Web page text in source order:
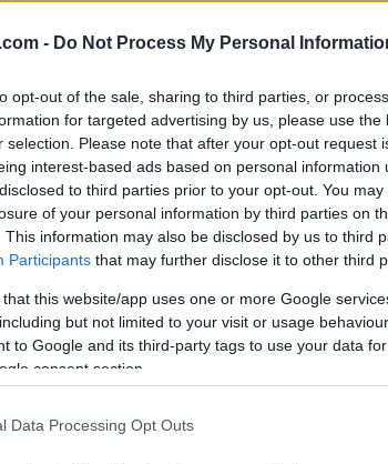
- Do Not Process My Personal
opt-out of the sale, sharing to third parties, or
for targeted advertising by us, please use the
selection. Please note that after your opt-out request
interest-based ads based on personal information
to third parties prior to your opt-out. You
of your personal information by third parties on
This information may also be disclosed by us to third
Participants that may further disclose it to other third
that this website/app uses one or more Google
but not limited to your visit or usage
to Google and its third-party tags to use your data
consent section.
Data Processing Opt Outs
få komme tilbake også i OL, selv om
for å boikotte OL dersom det skjer.
synes jeg det er ubehagelig at folk
jo snart helt oppsparket, sier hun til
form
OL, vil hun boikotte mesterskapet. Foto: